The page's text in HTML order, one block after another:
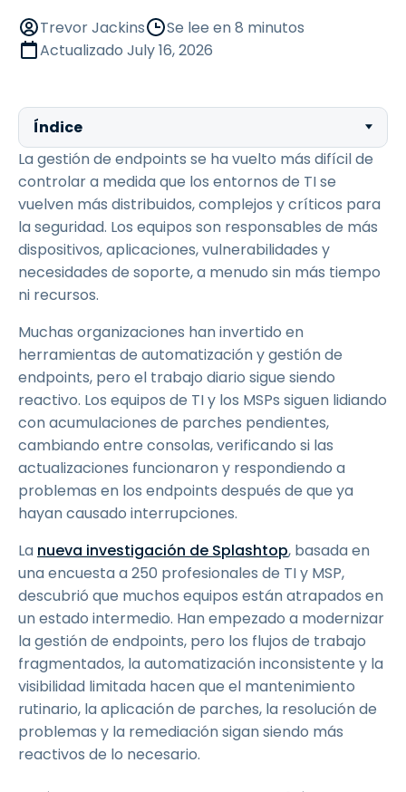
Trevor Jackins
Se lee en 8 minutos
Actualizado July 16, 2026
Índice
La gestión de endpoints se ha vuelto más difícil de
controlar a medida que los entornos de TI se
vuelven más distribuidos, complejos y críticos para
la seguridad. Los equipos son responsables de más
dispositivos, aplicaciones, vulnerabilidades y
necesidades de soporte, a menudo sin más tiempo
ni recursos.
Muchas organizaciones han invertido en
herramientas de automatización y gestión de
endpoints, pero el trabajo diario sigue siendo
reactivo. Los equipos de TI y los MSPs siguen lidiando
con acumulaciones de parches pendientes,
cambiando entre consolas, verificando si las
actualizaciones funcionaron y respondiendo a
problemas en los endpoints después de que ya
hayan causado interrupciones.
La nueva investigación de Splashtop, basada en
una encuesta a 250 profesionales de TI y MSP,
descubrió que muchos equipos están atrapados en
un estado intermedio. Han empezado a modernizar
la gestión de endpoints, pero los flujos de trabajo
fragmentados, la automatización inconsistente y la
visibilidad limitada hacen que el mantenimiento
rutinario, la aplicación de parches, la resolución de
problemas y la remediación sigan siendo más
reactivos de lo necesario.